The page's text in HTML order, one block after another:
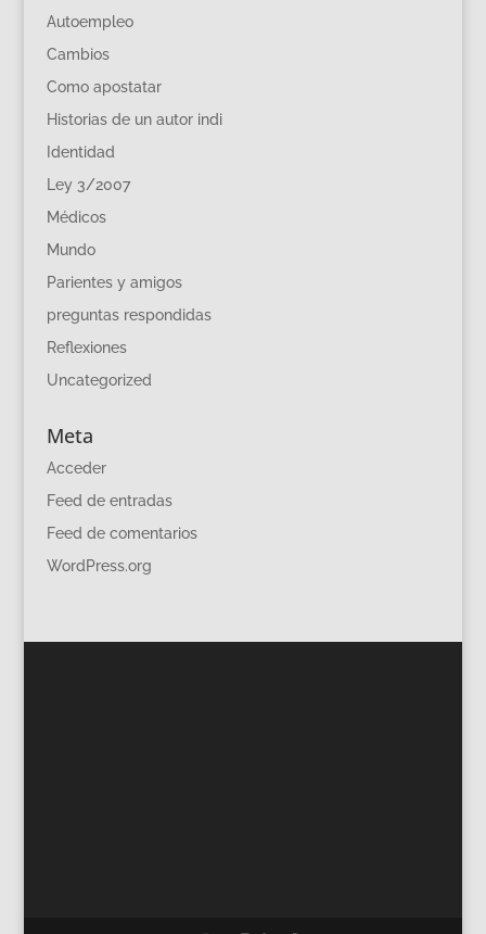
Autoempleo
Cambios
Como apostatar
Historias de un autor indi
Identidad
Ley 3/2007
Médicos
Mundo
Parientes y amigos
preguntas respondidas
Reflexiones
Uncategorized
Meta
Acceder
Feed de entradas
Feed de comentarios
WordPress.org